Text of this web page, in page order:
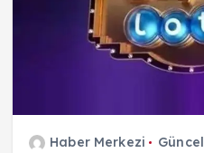
Haber Merkezi Güncel